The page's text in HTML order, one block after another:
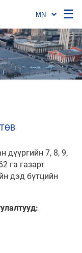
☰
дүүргийн 7, 8, 9,
га газарт
дэд бүтцийн